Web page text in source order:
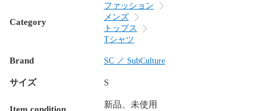
Category
ファッション
メンズ
トップス
Tシャツ
Brand SC ／ SubCulture
サイズ S
Item condition 新品、未使用